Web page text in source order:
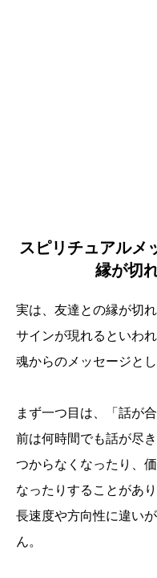
スピリチュアルメ
縁が切
実は、友達との縁が切
サインが現れるといわ
魂からのメッセージと
まず一つ目は、「話が
前は何時間でも話が尽
つからなくなったり、
なったりすることがあ
長速度や方向性に違い
ん。